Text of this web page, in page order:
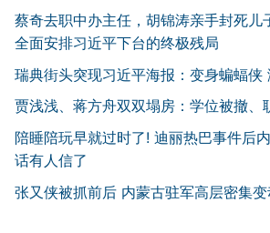
蔡奇去职中办主任，胡锦涛亲手封死儿
全面安排习近平下台的终极残局
瑞典街头突现习近平海报：变身蝙蝠侠
贾浅浅、蒋方舟双双塌房：学位被撤、
陪睡陪玩早就过时了! 迪丽热巴事件后
话有人信了
张又侠被抓前后 内蒙古驻军高层密集变